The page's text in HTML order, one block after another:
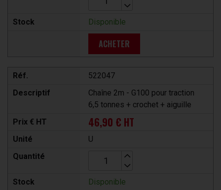
Stock Disponible
ACHETER
Réf.
522047
Descriptif
Chaîne 2m - G100 pour traction
6,5 tonnes + crochet + aiguille
Prix € HT
46,90 € HT
Unité
U
Quantité
Stock Disponible